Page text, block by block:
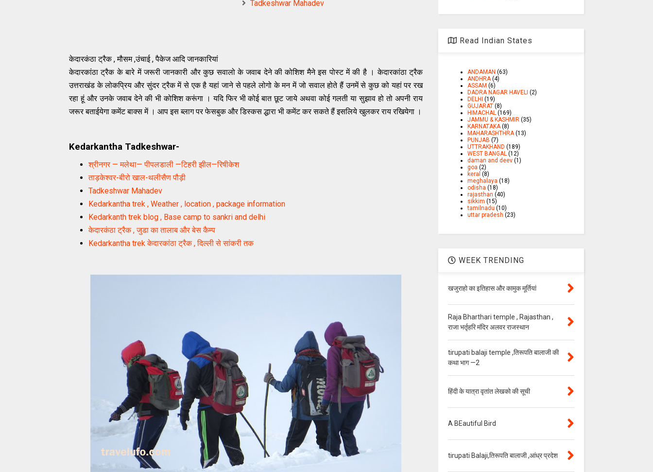
Tadkeshwar Mahadev
केदारकंठा ट्रैक , मौसम ,उंचाई , पैकेज आदि जानकारियां
केदारकांठा ट्रैक के बारे में जरूरी जानकारी और कुछ सवालो के जवाब देने की कोशिश मैने इस पोस्ट में की है । केदारकांठा ट्रैक
उत्तराखंड के लोकप्रिय और सुंदर ट्रैक में से एक है यहां जाने से पहले लोगो के मन में जो सवाल होते हैं उनमें से कुछ को यहां पर रख
रहा हूं और उनके जवाब देने की भी कोशिश करूंगा । यदि फिर भी कोई बात छूट जाये अथवा कोई गलती या सुझाव हो तो अपनी राय
जरूर बताईयेगा कमेंट बाक्स में । आप इस ब्लाग पर फेसबुक और डिस्कस द्धारा भी कमेंट कर सकते हैं इसलिये खुलकर राय रखियेगा ।
Kedarkantha Tadkeshwar-
श्रीनगर — मलेथा— पीपलडाली —टिहरी झील—रिषीकेश
ताड़केश्वर-बीरो खाल-थलीसैण पौड़ी
Tadkeshwar Mahadev
Kedarkantha trek , Weather , location , package information
Kedarkanth trek blog , Base camp to sankri and delhi
केदारकंठा ट्रैक , जुडा का तालाब और बेस कैम्प
Kedarkantha trek केदारकांठा ट्रैक , दिल्ली से सांकरी तक
Read Indian States
ANDAMAN (63)
ANDHRA (4)
ASSAM (6)
DADRA NAGAR HAVELI (2)
DELHI (19)
GUJARAT (8)
HIMACHAL (169)
JAMMU & KASHMIR (35)
KARNATAKA (8)
MAHARASHTHRA (13)
PUNJAB (7)
UTTRAKHAND (189)
WEST BANGAL (12)
daman and deev (1)
goa (2)
keral (8)
meghalaya (18)
odisha (18)
rajasthan (40)
sikkim (15)
tamilnadu (10)
uttar pradesh (23)
WEEK TRENDING
खजुराहो का इतिहास और कामुक मूर्तियां
Raja Bharthari temple , Rajasthan ,
राजा भर्तृहरि मंदिर अलवर राजस्थान
tirupati balaji temple ,तिरूपति बालाजी की
कथा भाग —2
हिंदी के यात्रा वृतांत लेखको की सूची
A BEautiful Bird
tirupati Balaji,तिरूपति बालाजी ,आंध्र प्रदेश